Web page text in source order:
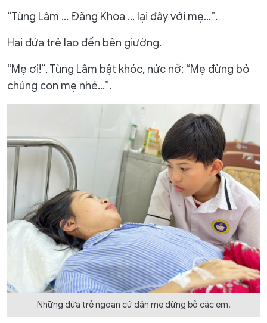
“Tùng Lâm … Đăng Khoa … lại đây với mẹ…”.
Hai đứa trẻ lao đến bên giường.
“Mẹ ơi!”, Tùng Lâm bật khóc, nức nở: “Mẹ đừng bỏ
chúng con mẹ nhé…”.
Những đứa trẻ ngoan cứ dặn mẹ đừng bỏ các em.